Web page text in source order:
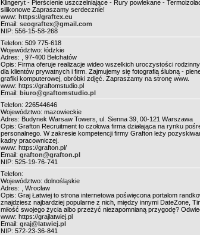
Klingeryt - Pierścienie uszczelniające - Rury powlekane -
silikonowe Zapraszamy serdecznie!
www: https://graftex.eu
Email: seograftex@gmail.com
NIP: 556-15-58-268
Telefon: 509 775-618
Województwo: łódzkie
Adres: , 97-400 Bełchatów
Opis: Firma oferuje realizacje wideo wszelkich uroczystości
dla klientów prywatnych i firm. Zajmujemy się fotografią ślubną -
grafiki komputerowej, obróbki zdjęć. Zapraszamy na stronę www.
www: https://graftomstudio.pl
Email: biuro@graftomstudio.pl
Telefon: 226544646
Województwo: mazowieckie
Adres: Budynek Warsaw Towers, ul. Sienna 39, 00-121 Warszawa
Opis: Grafton Recruitment to czołowa firma działająca na rynku
personalnego. W zakresie kompetencji firmy Grafton leży
kadry pracowniczej.
www: https://grafton.pl/
Email: grafton@grafton.pl
NIP: 525-19-76-741
Telefon:
Województwo: dolnośląskie
Adres: , Wrocław
Opis: Graj Łatwiej to strona internetowa poświęcona portalom
znajdziesz najbardziej popularne z nich, między innymi DateZone,
miłość swojego życia albo przeżyć niezapomnianą przygodę?
www: https://grajlatwiej.pl
Email: graj@latwiej.pl
NIP: 572-23-36-841